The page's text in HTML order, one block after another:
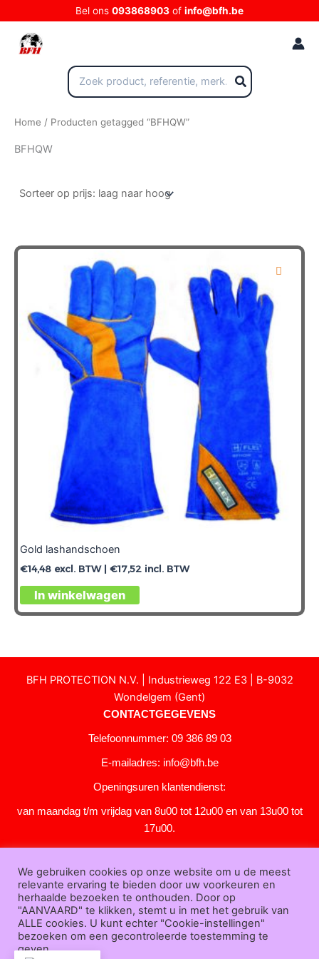
naar
Bel ons 093868903 of info@bfh.be
Zoeken
naar:
Home / Producten getagged “BFHQW”
BFHQW
Gold lashandschoen
€14,48 excl. BTW | €17,52 incl. BTW
In winkelwagen
BFH PROTECTION N.V. | Industrieweg 122 E3 | B-9032
Wondelgem (Gent)
CONTACTGEGEVENS
Telefoonnummer: 09 386 89 03
E-mailadres: info@bfh.be
Openingsuren klantendienst:
van maandag t/m vrijdag van 8u00 tot 12u00 en van 13u00 tot
17u00.
KLANTENSERVICE
Over
ons|Bedrijfsgegevens|F.A.Q.|Bestelprocedure|Betaling|
ending| Retourneren|Downloads|Dealers|Bedrukken
We gebruiken cookies op onze website om u de meest
relevante ervaring te bieden door uw voorkeuren en
herhaalde bezoeken te onthouden. Door op
"AANVAARD" te klikken, stemt u in met het gebruik van
ALLE cookies. U kunt echter "Cookie-instellingen"
bezoeken om een gecontroleerde toestemming te
geven.